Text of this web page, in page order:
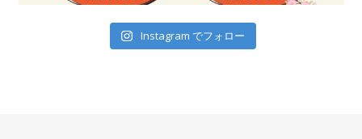
Instagram でフォロー